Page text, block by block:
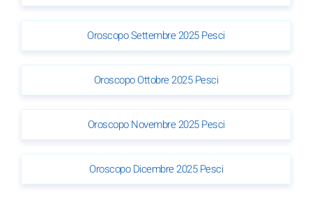
Oroscopo Settembre 2025 Pesci
Oroscopo Ottobre 2025 Pesci
Oroscopo Novembre 2025 Pesci
Oroscopo Dicembre 2025 Pesci